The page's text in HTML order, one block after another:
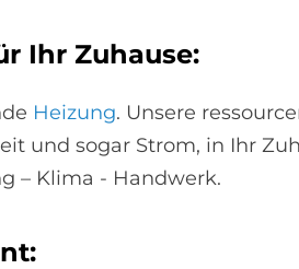
Ihr Zu­hau­se:
Heizung. Unsere
und sogar Strom, in Ihr
– Klima - Handwerk.